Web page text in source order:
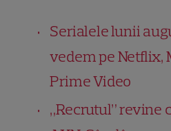
Serialele lunii
vedem pe Netflix,
Prime Video
„Recrutul” revine